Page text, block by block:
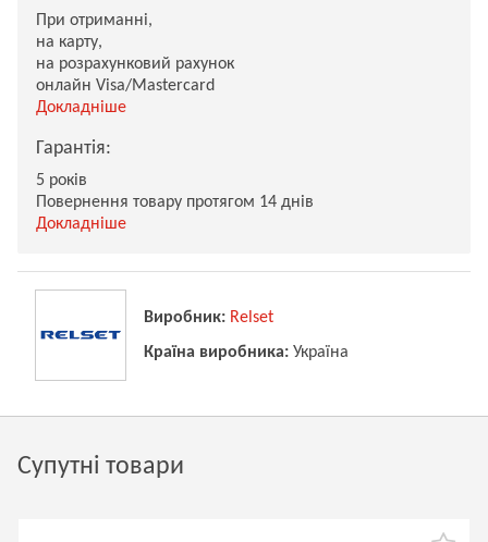
При отриманні,
на карту,
на розрахунковий рахунок
онлайн Visa/Mastercard
Докладніше
Гарантія:
5 років
Повернення товару протягом 14 днів
Докладніше
Виробник: Relset
Країна виробника: Україна
Супутні товари